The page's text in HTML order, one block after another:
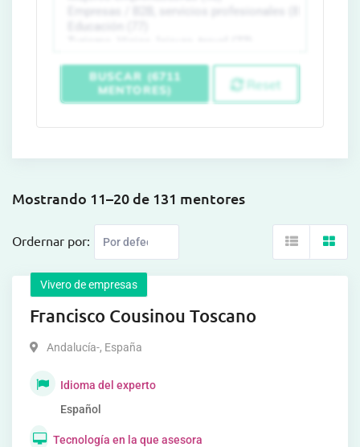
BUSCAR (6711
MENTORES)
Reset
Mostrando 11–20 de 131 mentores
Ordernar por:
Vivero de empresas
Francisco Cousinou Toscano
Andalucía-, España
Idioma del experto
Español
Tecnología en la que asesora